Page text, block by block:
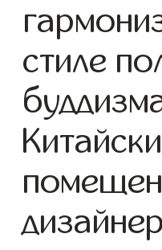
стиле